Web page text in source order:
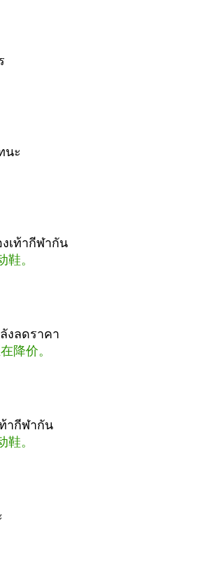
นะ
เท้ากีฬากัน
。
งลดราคา
降价。
ากีฬากัน
。